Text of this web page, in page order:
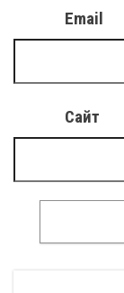
Email
Сайт